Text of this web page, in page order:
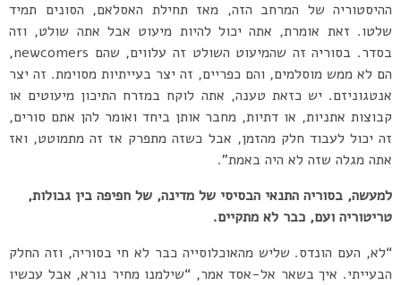
ההיסטוריה של המרחב הזה, מאז תחילת האסלאם, הסונים תמיד
שלטו. זאת אומרת, אתה יכול להיות מיעוט אבל אתה שולט, וזה
בסדר. בסוריה זה שהמיעוט השולט זה עלווים, שהם newcomers,
הם לא ממש מוסלמים, והם כפריים, זה יצר בעייתיות מסוימת. זה יצר
אנטגוניזם. יש כזאת טענה, אתה לוקח במזרח התיכון מיעוטים או
קבוצות אתניות, או דתיות, מחבר אותן ביחד ואומר להן אתם סורים,
זה יכול לעבוד חלק מהזמן, אבל כשזה מתפרק אז זה מתמוטט, ואז
אתה מגלה שזה לא היה באמת”.
למעשה, בסוריה התנאי הבסיסי של מדינה, של חפיפה בין גבולות,
טריטוריה ועם, כבר לא מתקיים.
“לא, העם הונדס. שליש מהאוכלוסייה כבר לא חי בסוריה, וזה החלק
הבעייתי. איך בשאר אל-אסד אמר, “שילמנו מחיר נורא, אבל עכשיו